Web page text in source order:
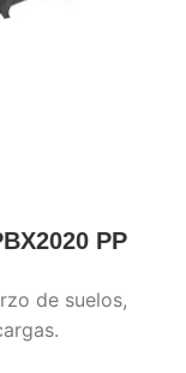
PP
de suelos,